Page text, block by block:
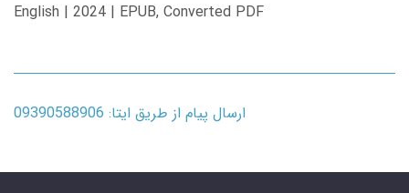
English | 2024 | EPUB, Converted PDF
ارسال پیام از طریق ایتا: 09390588906